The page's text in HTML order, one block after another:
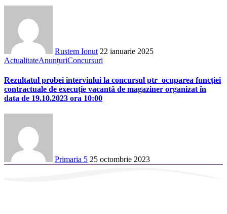
Rustem Ionut 22 ianuarie 2025
ActualitateAnunțuriConcursuri
Rezultatul probei interviului la concursul ptr ocuparea funcției
contractuale de execuție vacantă de magaziner organizat în
data de 19.10.2023 ora 10:00
Primaria 5 25 octombrie 2023